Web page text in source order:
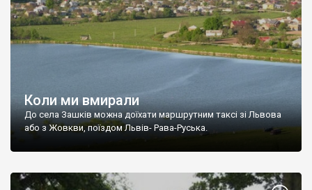
Коли ми вмирали
До села Зашків можна доїхати маршрутним таксі зі Львова
або з Жовкви, поїздом Львів- Рава-Руська.